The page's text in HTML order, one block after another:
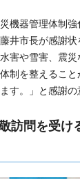
機器管理体制
井市長が感謝状
害や雪害、震
制を整えるこ
す。」と感謝の
訪問を受け